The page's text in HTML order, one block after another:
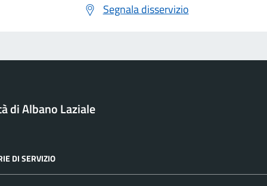
Segnala disservizio
di Albano Laziale
DI SERVIZIO